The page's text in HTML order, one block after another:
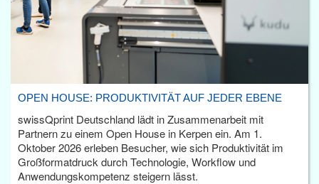
OPEN HOUSE: PRODUKTIVITÄT AUF JEDER EBENE
swissQprint Deutschland lädt in Zusammenarbeit mit
Partnern zu einem Open House in Kerpen ein. Am 1.
Oktober 2026 erleben Besucher, wie sich Produktivität im
Großformatdruck durch Technologie, Workflow und
Anwendungskompetenz steigern lässt.